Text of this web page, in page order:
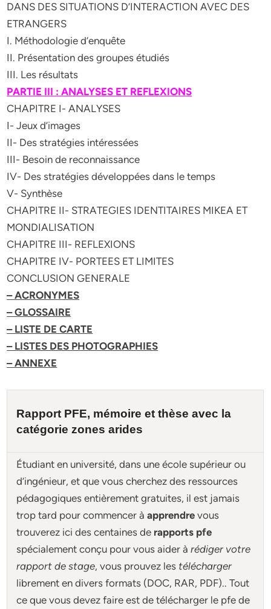
DANS DES SITUATIONS D’INTERACTION AVEC DES
ETRANGERS
I. Méthodologie d’enquête
II. Présentation des groupes étudiés
III. Les résultats
PARTIE III : ANALYSES ET REFLEXIONS
CHAPITRE I- ANALYSES
I- Jeux d’images
II- Des stratégies intéressées
III- Besoin de reconnaissance
IV- Des stratégies développées dans le temps
V- Synthèse
CHAPITRE II- STRATEGIES IDENTITAIRES MIKEA ET
MONDIALISATION
CHAPITRE III- REFLEXIONS
CHAPITRE IV- PORTEES ET LIMITES
CONCLUSION GENERALE
– ACRONYMES
– GLOSSAIRE
– LISTE DE CARTE
– LISTES DES PHOTOGRAPHIES
– ANNEXE
Rapport PFE, mémoire etthèse avec la
catégorie zones arides
Étudiant en université, dans une école supérieur ou
d’ingénieur, et que vous cherchez des ressources
pédagogiques entièrement gratuites, il est jamais
trop tard pour commencer àapprendre vous
trouverez ici des centaines de rapports pfe
spécialement conçu pourvous aider àrédiger votre
rapport de stage, vous prouvez les télécharger
librement en divers formats (DOC, RAR, PDF).. Tout
ce que vous devez faire est de télécharger le pfe de